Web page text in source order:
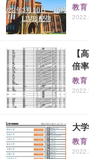
教育
【
倍
教育
大
教育